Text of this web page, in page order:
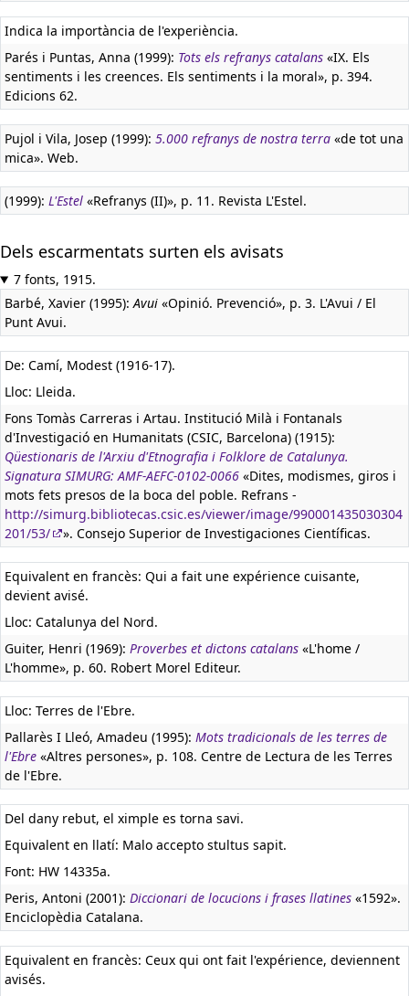
Indica la importància de l'experiència.
Parés i Puntas, Anna (1999): Tots els refranys catalans «IX. Els
sentiments i les creences. Els sentiments i la moral», p. 394.
Edicions 62.
Pujol i Vila, Josep (1999): 5.000 refranys de nostra terra «de tot una
mica». Web.
(1999): L'Estel «Refranys (II)», p. 11. Revista L'Estel.
Dels escarmentats surten els avisats
7 fonts, 1915.
Barbé, Xavier (1995):Avui «Opinió. Prevenció», p. 3. L'Avui / El
Punt Avui.
De: Camí, Modest (1916-17).
Lloc: Lleida.
Fons Tomàs Carreras i Artau. Institució Milà i Fontanals
d'Investigació en Humanitats (CSIC, Barcelona) (1915):
Qüestionaris de l'Arxiu d'Etnografia i Folklore de Catalunya.
Signatura SIMURG: AMF-AEFC-0102-0066 «Dites, modismes, giros i
mots fets presos de la boca del poble. Refrans -
http://simurg.bibliotecas.csic.es/viewer/image/990001435030304
201/53/
». Consejo Superior de Investigaciones Científicas.
Equivalent en francès: Qui a fait une expérience cuisante,
devient avisé.
Lloc: Catalunya del Nord.
Guiter, Henri (1969): Proverbes et dictons catalans «L'home /
L'homme», p. 60. Robert Morel Editeur.
Lloc: Terres de l'Ebre.
Pallarès I Lleó, Amadeu (1995): Mots tradicionals de les terres de
l'Ebre «Altres persones», p. 108. Centre de Lectura de les Terres
de l'Ebre.
Del dany rebut, el ximple es torna savi.
Equivalent en llatí: Malo accepto stultus sapit.
Font: HW 14335a.
Peris, Antoni (2001): Diccionari de locucions i frases llatines «1592».
Enciclopèdia Catalana.
Equivalent en francès: Ceux qui ont fait l'expérience, deviennent
avisés.